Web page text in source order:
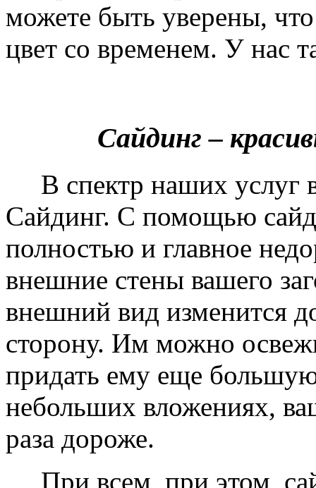
можете быть уверены,
цвет со временем. У нас
Сайдинг –
В спектр наших услуг
Сайдинг. С помощью
полностью и главное
внешние стены вашего
внешний вид изменится
сторону. Им можно
придать ему еще
небольших вложениях,
раза дороже.
При всем, при этом,